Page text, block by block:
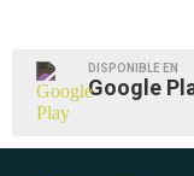
DISPONIBLE EN
Google